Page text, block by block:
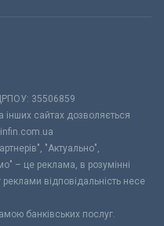
35506859
інших сайтах дозволяється
"Актуально",
– це реклама, в розумінні
відповідальність несе
банківських послуг.